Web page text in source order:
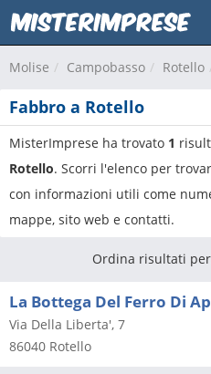
Molise Campobasso Rotello
Fabbro a Rotello
MisterImprese ha trovato 1
Rotello. Scorri l'elenco per
con informazioni utili come
mappe, sito web e contatti.
Ordina risultati
Via Della Liberta', 7
86040 Rotello